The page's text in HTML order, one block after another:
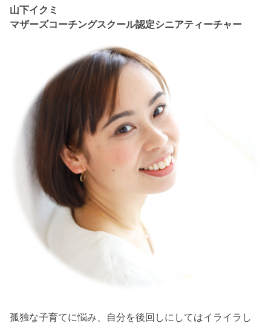
山下イクミ
マザーズコーチングスクール認定シニアティーチャー
孤独な子育てに悩み、自分を後回しにしてはイライラし